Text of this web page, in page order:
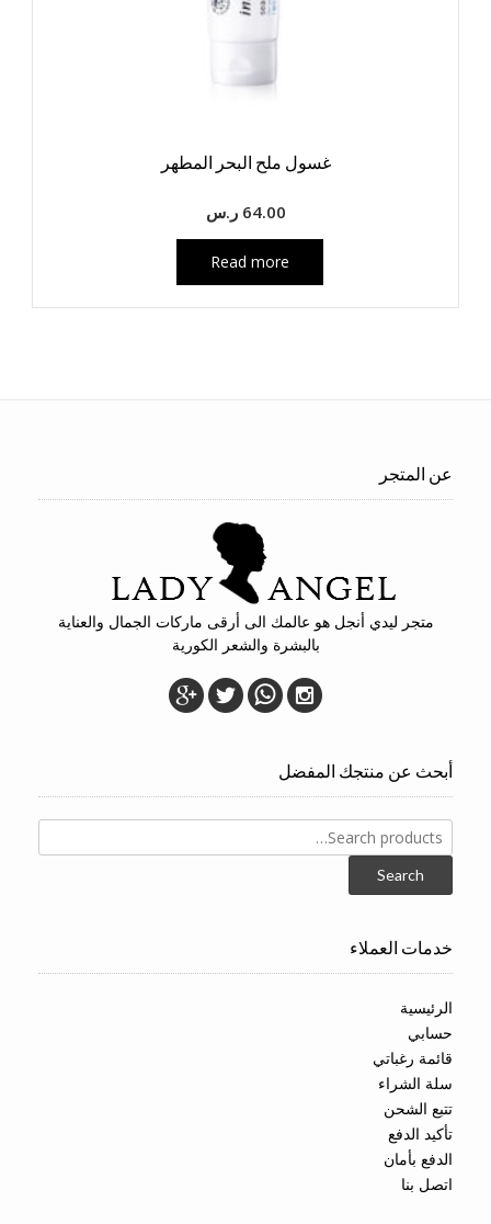
غسول ملح البحر المطهر
64.00 ر.س
Read more
عن المتجر
متجر ليدي أنجل هو عالمك الى أرقى ماركات الجمال والعناية
بالبشرة والشعر الكورية
أبحث عن منتجك المفضل
Search
for:
Search
خدمات العملاء
الرئيسية
حسابي
قائمة رغباتي
سلة الشراء
تتبع الشحن
تأكيد الدفع
الدفع بأمان
اتصل بنا